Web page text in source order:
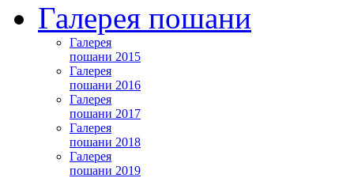
Галерея пошани
Галерея
пошани 2015
Галерея
пошани 2016
Галерея
пошани 2017
Галерея
пошани 2018
Галерея
пошани 2019